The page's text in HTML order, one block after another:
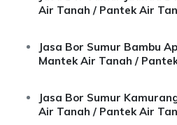
Air Tanah / Pantek Air
Jasa Bor Sumur Bambu
Mantek Air Tanah /
Jasa Bor Sumur
Air Tanah / Pantek Air